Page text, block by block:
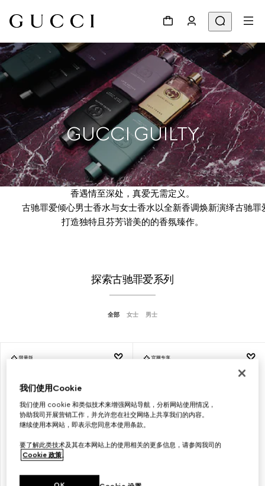
GUCCI GUILTY
香遇情至深处，真爱无需定义。
古驰罪爱倾心男士香水与女士香水以全新香调焕新演绎古驰
打造独特且芬芳谐美的的香氛臻作。
探索古驰罪爱系列
全部 女士 男士
限量版 官网专享
我们使用Cookie
我们使用 cookie 和类似技术来增强网站导航，分析网站使用情况，
协助我司开展营销工作，并允许您在社交网络上共享我们的内容。
继续使用本网站，即表示您同意本使用条款。
要了解此类技术及其在本网站上的使用相关的更多信息，请参阅我司的
Cookie 政策。